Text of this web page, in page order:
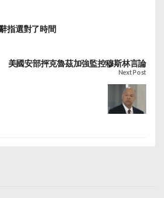
者
指選對了時間
美國安部抨克魯茲加強監控穆斯林言論
Next Post